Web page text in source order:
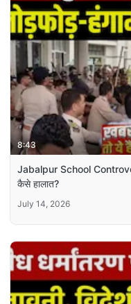
8:43
Jabalpur School
कैसे हालात?
July 14, 2026